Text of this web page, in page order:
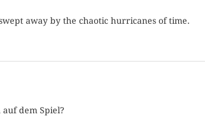
away by the chaotic hurricanes of time.
dem Spiel?